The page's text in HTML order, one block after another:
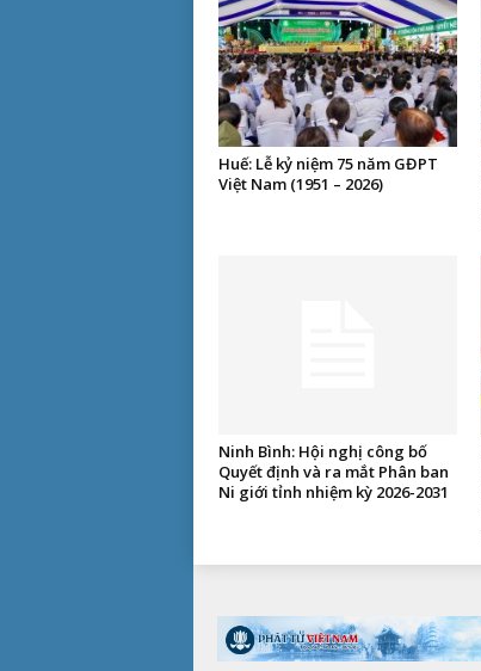
Huế: Lễ kỷ niệm 75 năm GĐPT
Việt Nam (1951 – 2026)
Ninh Bình: Hội nghị công bố
Quyết định và ra mắt Phân ban
Ni giới tỉnh nhiệm kỳ 2026-2031